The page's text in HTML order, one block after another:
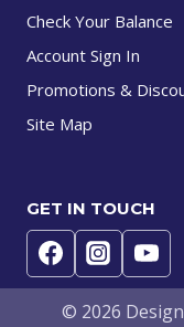
Check Your Balance
Account Sign In
Promotions &
Site Map
GET IN TOUCH
© 2026